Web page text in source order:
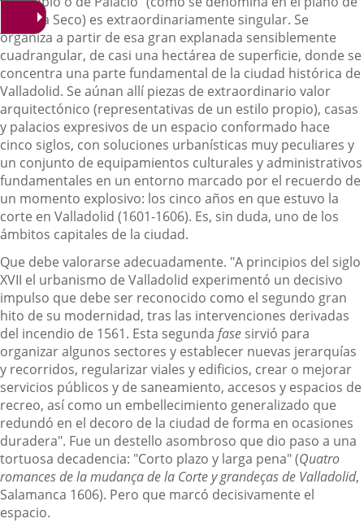
Bentura Seco) es extraordinariamente singular. Se
organiza a partir de esa gran explanada sensiblemente
cuadrangular, de casi una hectárea de superficie, donde se
concentra una parte fundamental de la ciudad histórica de
Valladolid. Se aúnan allí piezas de extraordinario valor
arquitectónico (representativas de un estilo propio), casas
y palacios expresivos de un espacio conformado hace
cinco siglos, con soluciones urbanísticas muy peculiares y
un conjunto de equipamientos culturales y administrativos
fundamentales en un entorno marcado por el recuerdo de
un momento explosivo: los cinco años en que estuvo la
corte en Valladolid (1601-1606). Es, sin duda, uno de los
ámbitos capitales de la ciudad.
Que debe valorarse adecuadamente. "A principios del siglo
XVII el urbanismo de Valladolid experimentó un decisivo
impulso que debe ser reconocido como el segundo gran
hito de su modernidad, tras las intervenciones derivadas
del incendio de 1561. Esta segunda fase sirvió para
organizar algunos sectores y establecer nuevas jerarquías
y recorridos, regularizar viales y edificios, crear o mejorar
servicios públicos y de saneamiento, accesos y espacios de
recreo, así como un embellecimiento generalizado que
redundó en el decoro de la ciudad de forma en ocasiones
duradera". Fue un destello asombroso que dio paso a una
tortuosa decadencia: "Corto plazo y larga pena" (Quatro
romances de la mudança de la Corte y grandeças de Valladolid,
Salamanca 1606). Pero que marcó decisivamente el
espacio.